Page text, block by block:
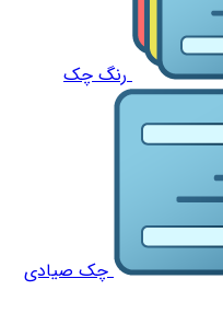
رنگ چک
چک صیادی